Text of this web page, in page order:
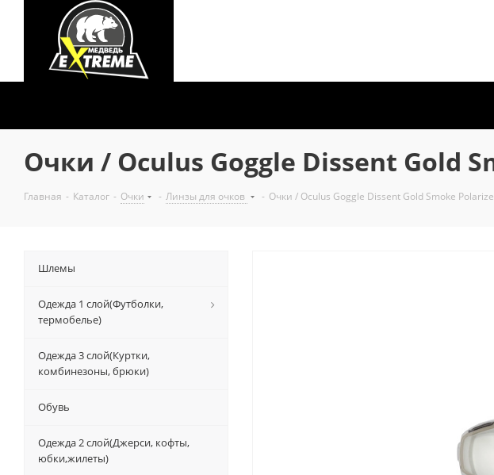
Очки / Oculus Goggle Dissent Gold
Главная - Каталог - Очки - Линзы для очков - Очки / Oculus Goggle Dissent Gold Smoke
Шлемы
Одежда 1 слой(Футболки,
термобелье)
Одежда 3 слой(Куртки,
комбинезоны, брюки)
Обувь
Одежда 2 слой(Джерси, кофты,
юбки,жилеты)